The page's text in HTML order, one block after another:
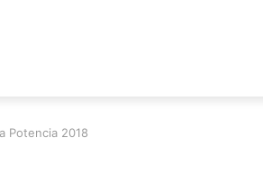
Potencia 2018